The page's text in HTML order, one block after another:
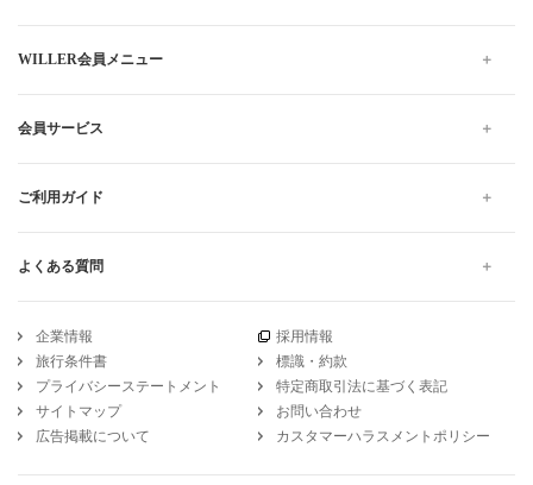
WILLER会員メニュー
会員サービス
ご利用ガイド
よくある質問
企業情報
採用情報
旅行条件書
標識・約款
プライバシーステートメント
特定商取引法に基づく表記
サイトマップ
お問い合わせ
広告掲載について
カスタマーハラスメントポリシー